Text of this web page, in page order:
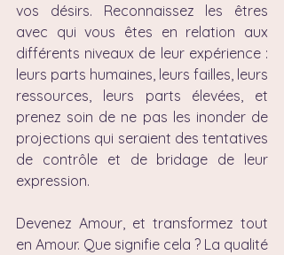
vos désirs. Reconnaissez les êtres
avec qui vous êtes en relation aux
différents niveaux de leur expérience :
leurs parts humaines, leurs failles, leurs
ressources, leurs parts élevées, et
prenez soin de ne pas les inonder de
projections qui seraient des tentatives
de contrôle et de bridage de leur
expression.
Devenez Amour, et transformez tout
en Amour. Que signifie cela ? La qualité